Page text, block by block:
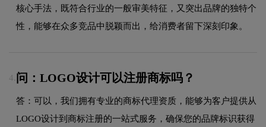
核心手法，既符合行业的一般审美特征，又突出品牌的独特个
性，能够在众多竞品中脱颖而出，给消费者留下深刻印象。
4. 问：LOGO设计可以注册商标吗？
答：可以，我们拥有专业的商标代理资质，能够为客户提供从
LOGO设计到商标注册的一站式服务，确保您的品牌标识获得